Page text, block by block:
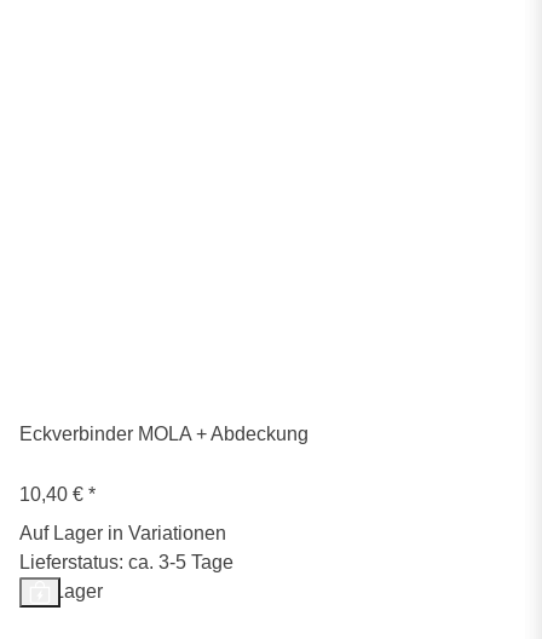
Eckverbinder MOLA + Abdeckung
10,40 € *
Auf Lager in Variationen
Lieferstatus: ca. 3-5 Tage
Auf Lager